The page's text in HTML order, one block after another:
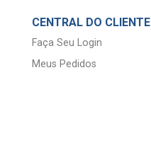
CENTRAL DO CLIENTE
Faça Seu Login
Meus Pedidos